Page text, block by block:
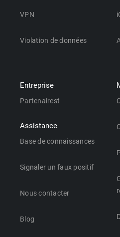
VPN
Violation de données
Entreprise
Partenairest
Assistance
Base de connaissances
Signaler un faux positif
Nous contacter
Blog